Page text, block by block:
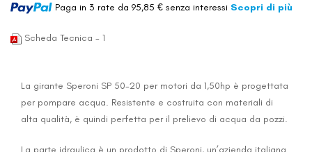
Paga in 3 rate da 95,85 € senza interessi Scopri di più
Scheda Tecnica - 1
La girante Speroni SP 50-20 per motori da 1,50hp è progettata
per pompare acqua. Resistente e costruita con materiali di
alta qualità, è quindi perfetta per il prelievo di acqua da pozzi.
La parte idraulica è un prodotto di Speroni, un’azienda italiana